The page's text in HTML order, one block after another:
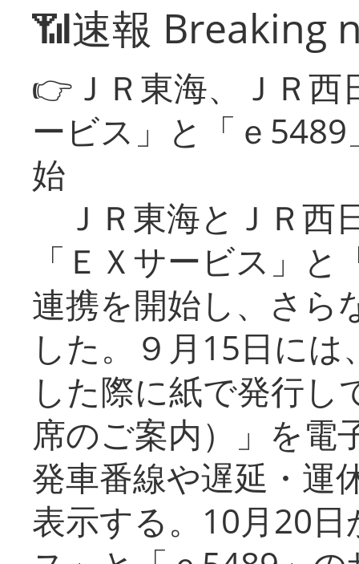
📶速報 Breaking
👉ＪＲ東海、ＪＲ
ービス」と「ｅ
始
ＪＲ東海とＪＲ西
「ＥＸサービス」
連携を開始し、さら
した。９月15日に
した際に紙で発行し
席のご案内）」を電
発車番線や遅延・運
表示する。10月20